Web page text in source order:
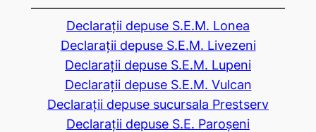
Declarații depuse S.E.M. Lonea
Declarații depuse S.E.M. Livezeni
Declarații depuse S.E.M. Lupeni
Declarații depuse S.E.M. Vulcan
Declarații depuse sucursala Prestserv
Declarații depuse S.E. Paroșeni